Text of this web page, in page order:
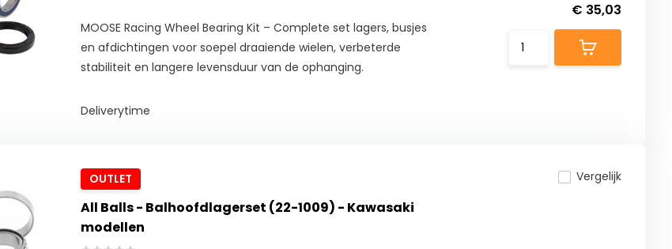
MOOSE Racing Wheel Bearing Kit – Complete set lagers, busjes
en afdichtingen voor soepel draaiende wielen, verbeterde
stabiliteit en langere levensduur van de ophanging.
Deliverytime
€ 35,03
OUTLET
All Balls - Balhoofdlagerset (22-1009) - Kawasaki
modellen
Vergelijk